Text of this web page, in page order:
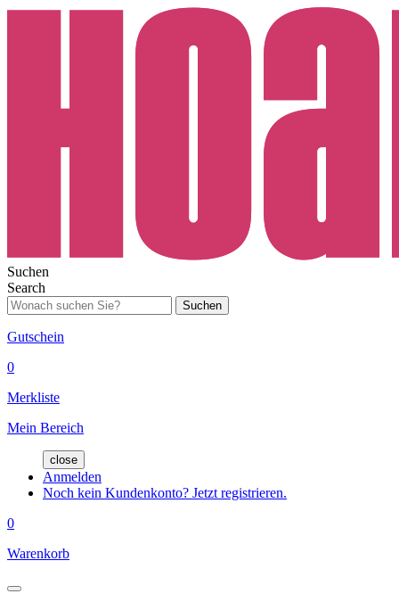
Suchen
Search
Suchen
Gutschein
0
Merkliste
Mein Bereich
close
Anmelden
Noch kein Kundenkonto? Jetzt registrieren.
0
Warenkorb